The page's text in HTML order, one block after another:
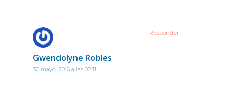
Gwendolyne Robles
30 mayo, 2016 a las 02:11
Responder